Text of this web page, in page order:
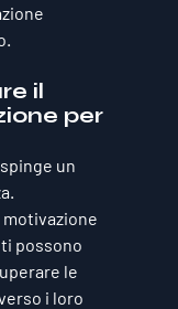
il
per
un
possono
le
i loro